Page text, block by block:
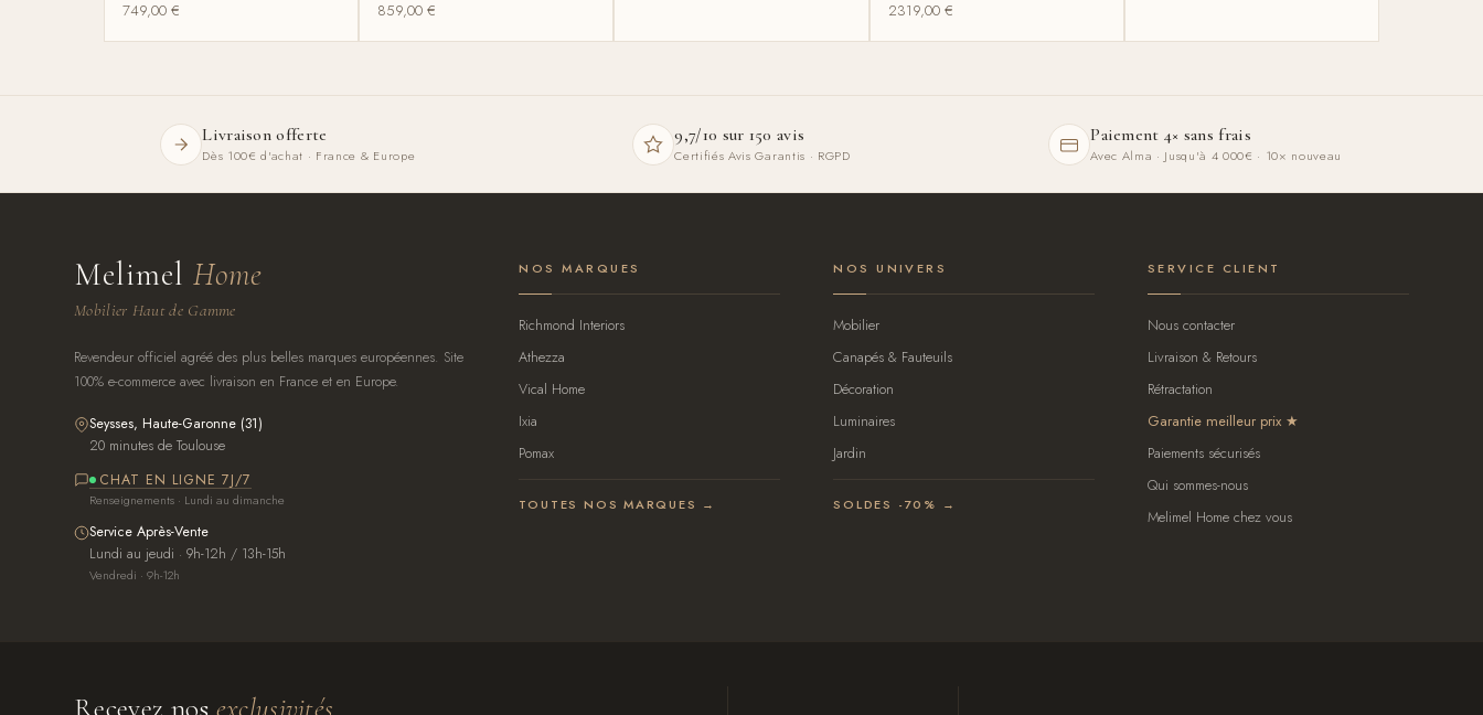
749,00€ 859,00€ 2319,00 €
Livraison offerte
Dès 100€ d'achat · France & Europe
9,7/10 sur 150 avis
Certifiés Avis Garantis · RGPD
Paiement 4× sans frais
Avec Alma · Jusqu'à 4 000€ · 10× nouveau
MelimelHome
Mobilier Haut de Gamme
Revendeur officiel agréé des plus belles marques européennes. Site
100% e-commerce avec livraison en France et en Europe.
Seysses, Haute-Garonne (31)
20 minutes de Toulouse
CHAT EN LIGNE 7J/7
Renseignements · Lundi au dimanche
Service Après-Vente
Lundi au jeudi · 9h-12h / 13h-15h
Vendredi · 9h-12h
NOS MARQUES
Richmond Interiors
Athezza
Vical Home
Ixia
Pomax
TOUTES NOS MARQUES →
NOS UNIVERS
Mobilier
Canapés & Fauteuils
Décoration
Luminaires
Jardin
SOLDES -70% →
SERVICE CLIENT
Nous contacter
Livraison & Retours
Rétractation
Garantie meilleur prix
Paiements sécurisés
Qui sommes-nous
Melimel Home chez vous
Recevez nos exclusivités